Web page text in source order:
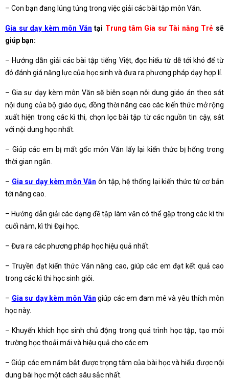
– Con bạn đang lúng túng trong việc giải các bài tập môn Văn.
Gia sư dạy kèm môn Văn tại Trung tâm Gia sư Tài năng Trẻ sẽ
giúp bạn:
– Hướng dẫn giải các bài tập tiếng Việt, đọc hiểu từ dễ tới khó để từ
đó đánh giá năng lực của học sinh và đưa ra phương pháp dạy hợp lí.
– Gia sư dạy kèm môn Văn sẽ biên soạn nôi dung giáo án theo sát
nội dung của bộ giáo dục, đồng thời nâng cao các kiến thức mở rộng
xuất hiện trong các kì thi, chọn lọc bài tập từ các nguồn tin cậy, sát
với nội dung học nhất.
– Giúp các em bị mất gốc môn Văn lấy lại kiến thức bị hổng trong
thời gian ngắn.
– Gia sư dạy kèm môn Văn ôn tập, hệ thống lại kiến thức từ cơ bản
tới nâng cao.
– Hướng dẫn giải các dạng đề tập làm văn có thể gặp trong các kì thi
cuối năm, kì thi Đại học.
– Đưa ra các phương pháp học hiệu quả nhất.
– Truyền đạt kiến thức Văn nâng cao, giúp các em đạt kết quả cao
trong các kì thi học sinh giỏi.
– Gia sư dạy kèm môn Văn giúp các em đam mê và yêu thích môn
học này.
– Khuyến khích học sinh chủ động trong quá trình học tập, tạo môi
trường học thoải mái và hiệu quả cho các em.
– Giúp các em năm bắt được trọng tâm của bài học và hiểu được nội
dung bài học một cách sâu sắc nhất.